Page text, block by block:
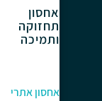
אחסון
תחזוקה
ותמיכה
אחסון אתרי